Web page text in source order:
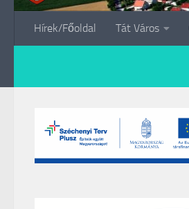
Hírek/Főoldal Tát Város